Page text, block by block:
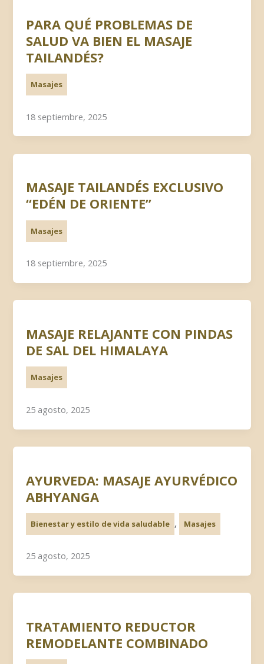
PARA QUÉ PROBLEMAS DE
SALUD VA BIEN EL MASAJE
TAILANDÉS?
Masajes
18 septiembre, 2025
MASAJE TAILANDÉS EXCLUSIVO
“EDÉN DE ORIENTE”
Masajes
18 septiembre, 2025
MASAJE RELAJANTE CON PINDAS
DE SAL DEL HIMALAYA
Masajes
25 agosto, 2025
AYURVEDA: MASAJE AYURVÉDICO
ABHYANGA
Bienestar y estilo de vida saludable , Masajes
25 agosto, 2025
TRATAMIENTO REDUCTOR
REMODELANTE COMBINADO